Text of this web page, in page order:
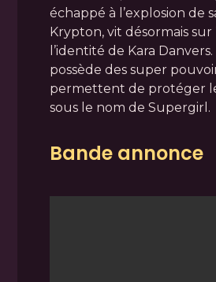
échappé à l’explosion de
Krypton, vit désormais sur
l’identité de Kara
possède des super
permettent de protéger
sous le nom de Supergirl.
Bande annonce